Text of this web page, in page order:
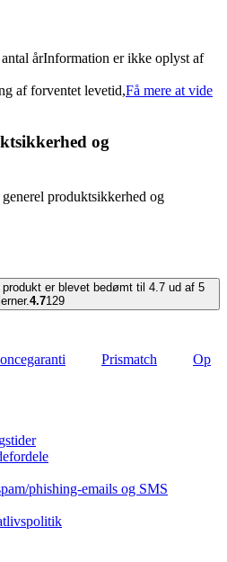
årInformation er ikke oplyst af
af forventet levetid,Få mere at vide
og
produktsikkerhed og
produkt er blevet bedømt til 4.7 ud af 5
4.7129
Prismatch
Op
phishing-emails og SMS